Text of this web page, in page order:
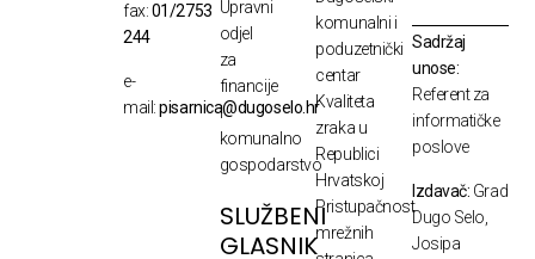
fax:01/2753
244
e-
mail:pisarnica@dugoselo.hr
Upravni
odjel
za
financije
i
komunalno
gospodarstvo
SLUŽBENI
GLASNIK
komunalni i
poduzetnički
centar
Kvaliteta
zraka u
Republici
Hrvatskoj
Pristupačnost
mrežnih
Sadržaj
unose:
Referent za
informatičke
poslove
Izdavač: Grad
Dugo Selo,
Josipa